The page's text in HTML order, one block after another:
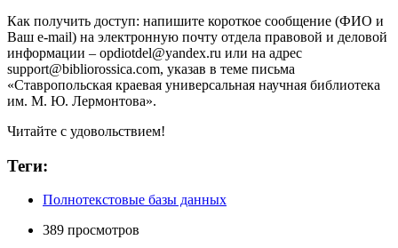
Как получить доступ: напишите короткое сообщение (ФИО и
Ваш e-mail) на электронную почту отдела правовой и деловой
информации – opdiotdel@yandex.ru или на адрес
support@bibliorossica.com, указав в теме письма
«Ставропольская краевая универсальная научная библиотека
им. М. Ю. Лермонтова».
Читайте с удовольствием!
Теги:
Полнотекстовые базы данных
389 просмотров